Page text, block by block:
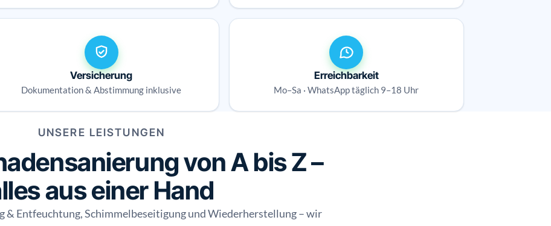
Versicherung
Dokumentation & Abstimmung inklusive
Erreichbarkeit
Mo–Sa · WhatsApp täglich 9–18 Uhr
UNSERE LEISTUNGEN
von A bis Z –
aus einer Hand
& Entfeuchtung, Schimmelbeseitigung und Wiederherstellung – wir